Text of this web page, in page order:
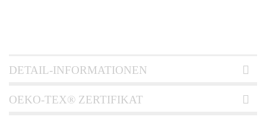
DETAIL-INFORMATIONEN
OEKO-TEX® ZERTIFIKAT